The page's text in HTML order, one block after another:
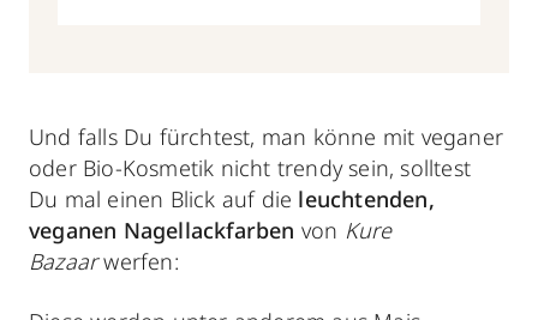
Und falls Du fürchtest, man könne mit veganer
oder Bio-Kosmetik nicht trendy sein, solltest
Du mal einen Blick auf die leuchtenden,
veganen Nagellackfarben von Kure
Bazaar werfen: